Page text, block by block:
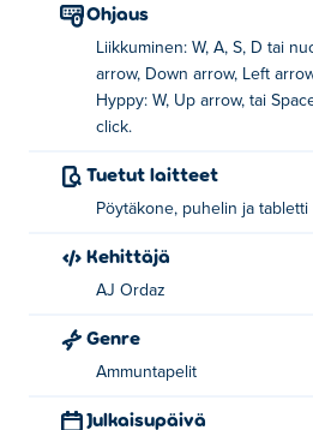
Liikkuminen: WASD tai
Hyppy: W tai
Ammu: vasen napsautus
Kuka loi Ranch UFO:n?
Ranch UFOn on luonut AJ Ordaz.
nekopirate,
A Pretty Odd Bunny:
La Petite Avril, ja
Kuinka voin pelata Ranch
Ohjaus
Liikkuminen: W, A, S, D tai
arrow, Down arrow, Left
Hyppy: W, Up arrow, tai
click.
Tuetut laitteet
Pöytäkone, puhelin ja tabletti
Kehittäjä
AJ Ordaz
Genre
Ammuntapelit
Julkaisupäivä